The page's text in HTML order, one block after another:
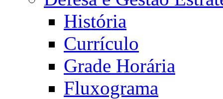
História
Currículo
Grade Horária
Fluxograma